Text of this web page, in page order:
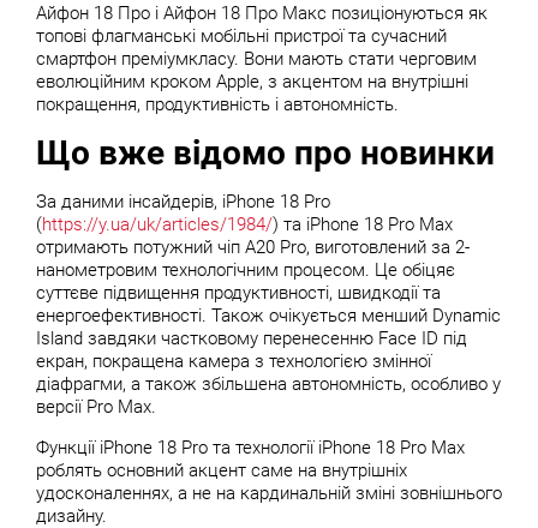
Айфон 18 Про і Айфон 18 Про Макс позиціонуються як
топові флагманські мобільні пристрої та сучасний
смартфон преміумкласу. Вони мають стати черговим
еволюційним кроком Apple, з акцентом на внутрішні
покращення, продуктивність і автономність.
Що вже відомо про новинки
За даними інсайдерів, iPhone 18 Pro
(https://y.ua/uk/articles/1984/) та iPhone 18 Pro Max
отримають потужний чіп A20 Pro, виготовлений за 2-
нанометровим технологічним процесом. Це обіцяє
суттєве підвищення продуктивності, швидкодії та
енергоефективності. Також очікується менший Dynamic
Island завдяки частковому перенесенню Face ID під
екран, покращена камера з технологією змінної
діафрагми, а також збільшена автономність, особливо у
версії Pro Max.
Функції iPhone 18 Pro та технології iPhone 18 Pro Max
роблять основний акцент саме на внутрішніх
удосконаленнях, а не на кардинальній зміні зовнішнього
дизайну.